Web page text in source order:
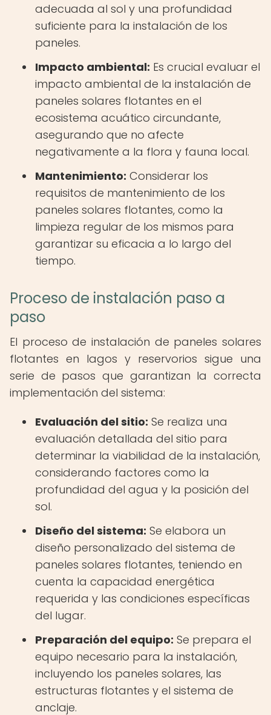
adecuada al sol y una profundidad
suficiente para la instalación de los
paneles.
Impacto ambiental: Es crucial evaluar el
impacto ambiental de la instalación de
paneles solares flotantes en el
ecosistema acuático circundante,
asegurando que no afecte
negativamente a la flora y fauna local.
Mantenimiento: Considerar los
requisitos de mantenimiento de los
paneles solares flotantes, como la
limpieza regular de los mismos para
garantizar su eficacia a lo largo del
tiempo.
Proceso de instalación paso a
paso
El proceso de instalación de paneles solares
flotantes en lagos y reservorios sigue una
serie de pasos que garantizan la correcta
implementación del sistema:
Evaluación del sitio: Se realiza una
evaluación detallada del sitio para
determinar la viabilidad de la instalación,
considerando factores como la
profundidad del agua y la posición del
sol.
Diseño del sistema: Se elabora un
diseño personalizado del sistema de
paneles solares flotantes, teniendo en
cuenta la capacidad energética
requerida y las condiciones específicas
del lugar.
Preparación del equipo: Se prepara el
equipo necesario para la instalación,
incluyendo los paneles solares, las
estructuras flotantes y el sistema de
anclaje.